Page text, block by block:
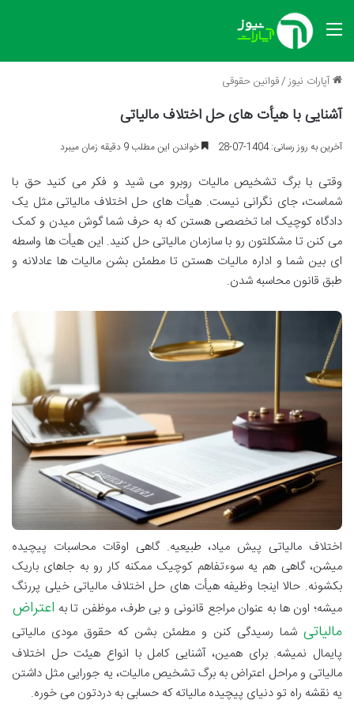
منو
آپارات نیوز/قوانین حقوقی
آشنایی با هیأت های حل اختلاف مالیاتی
آخرین به روز رسانی: 1404-07-28 خواندن این مطلب 9 دقیقه زمان میبرد
وقتی با برگ تشخیص مالیات روبرو می شید و فکر می کنید حق با
شماست، جای نگرانی نیست. هیأت های حل اختلاف مالیاتی مثل یک
دادگاه کوچیک اما تخصصی هستن که به حرف شما گوش میدن و کمک
می کنن تا مشکلتون رو با سازمان مالیاتی حل کنید. این هیأت ها واسطه
ای بین شما و اداره مالیات هستن تا مطمئن بشن مالیات ها عادلانه و
طبق قانون محاسبه شدن.
اختلاف مالیاتی پیش میاد، طبیعیه. گاهی اوقات محاسبات پیچیده
میشن، گاهی هم یه سوءتفاهم کوچیک ممکنه کار رو به جاهای باریک
بکشونه. حالا اینجا وظیفه هیأت های حل اختلاف مالیاتی خیلی پررنگ
میشه؛ اون ها به عنوان مراجع قانونی و بی طرف، موظفن تا به اعتراض
مالیاتی شما رسیدگی کنن و مطمئن بشن که حقوق مودی مالیاتی
پایمال نمیشه. برای همین، آشنایی کامل با انواع هیئت حل اختلاف
مالیاتی و مراحل اعتراض به برگ تشخیص مالیات، یه جورایی مثل داشتن
یه نقشه راه تو دنیای پیچیده مالیاته که حسابی به دردتون می خوره.